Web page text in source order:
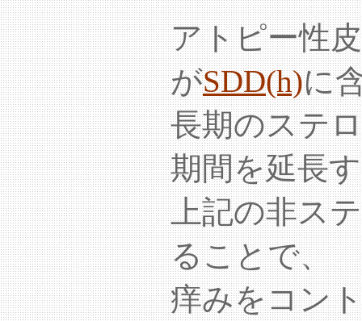
アトピー性
がSDD(h)に
長期のステ
期間を延長
上記の非ス
ることで、
痒みをコン